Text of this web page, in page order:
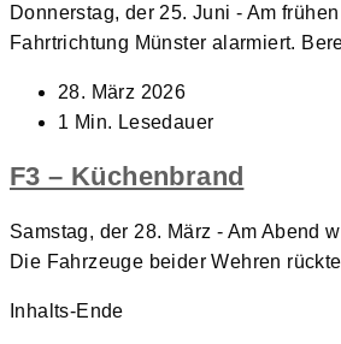
Donnerstag, der 25. Juni - Am
Fahrtrichtung Münster alarmiert.
Beitrag
veröffentlicht:
28. März 2026
Lesedauer:
1 Min. Lesedauer
F3 – Küchenbrand
Samstag, der 28. März - Am Abend
Die Fahrzeuge beider Wehren
Inhalts-Ende